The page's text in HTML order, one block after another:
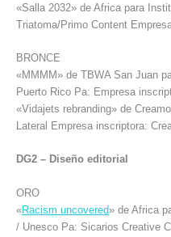
«Salla 2032» de Africa para
Triatoma/Primo Content
BRONCE
«MMMM» de TBWA San Juan
Puerto Rico Pa: Empresa
«Vidajets rebranding» de
Lateral Empresa inscriptora:
DG2 – Diseño editorial
ORO
«Racism uncovered» de Africa
/ Unesco Pa: Sicarios Creative